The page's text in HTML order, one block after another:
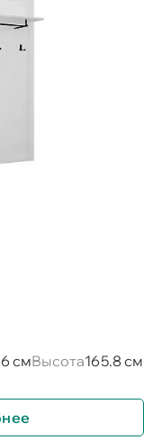
смВысота165.8 см